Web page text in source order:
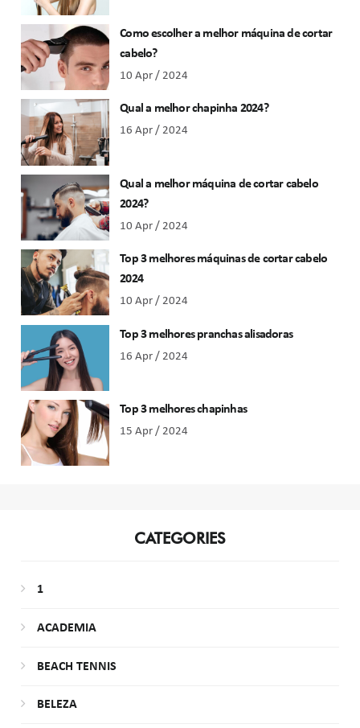
Como escolher a melhor máquina de cortar
cabelo?
10 Apr / 2024
Qual a melhor chapinha 2024?
16 Apr / 2024
Qual a melhor máquina de cortar cabelo
2024?
10 Apr / 2024
Top 3 melhores máquinas de cortar cabelo
2024
10 Apr / 2024
Top 3 melhores pranchas alisadoras
16 Apr / 2024
Top 3 melhores chapinhas
15 Apr / 2024
CATEGORIES
1
ACADEMIA
BEACH TENNIS
BELEZA